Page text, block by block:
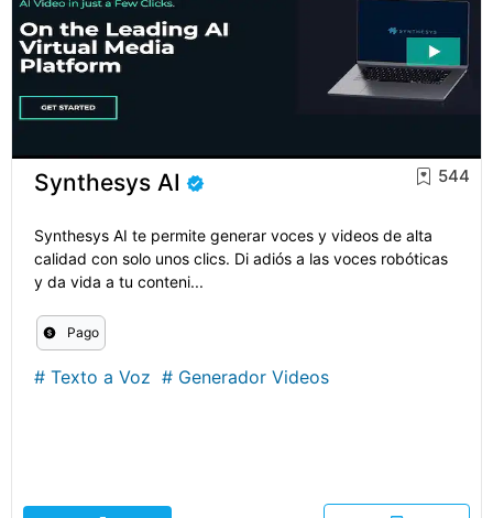
Synthesys AI 544
Synthesys AI te permite generar voces y videos de alta
calidad con solo unos clics. Di adiós a las voces robóticas
y da vida a tu conteni...
Pago
# Texto a Voz # Generador Videos